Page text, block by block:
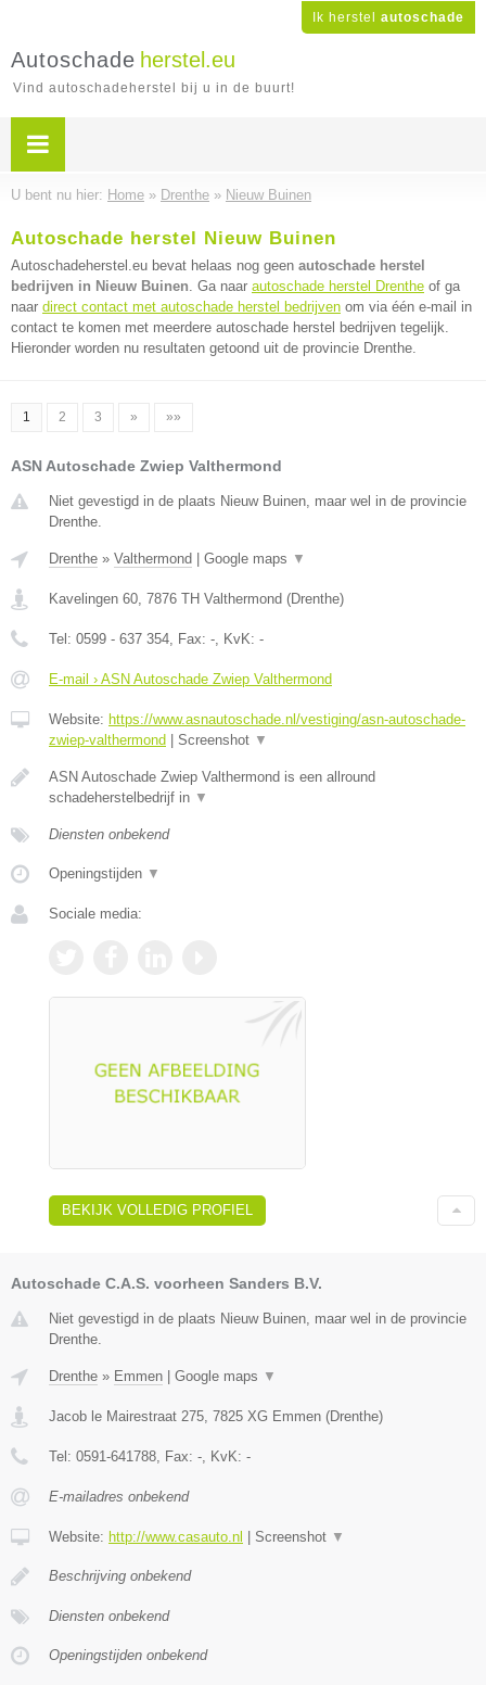
Ik herstel autoschade
Autoschade herstel.eu
Vind autoschadeherstel bij u in de buurt!
U bent nu hier: Home » Drenthe » Nieuw Buinen
Autoschade herstel Nieuw Buinen
Autoschadeherstel.eu bevat helaas nog geen autoschade herstel
bedrijven in Nieuw Buinen. Ga naar autoschade herstel Drenthe of ga
naar direct contact met autoschade herstel bedrijven om via één e-mail in
contact te komen met meerdere autoschade herstel bedrijven tegelijk.
Hieronder worden nu resultaten getoond uit de provincie Drenthe.
1 2 3 » »»
ASN Autoschade Zwiep Valthermond
Niet gevestigd in de plaats Nieuw Buinen, maar wel in de provincie
Drenthe.
Drenthe » Valthermond Google maps ▼
Kavelingen 60, 7876 TH Valthermond (Drenthe)
Tel: 0599 - 637 354, Fax: -, KvK: -
E-mail › ASN Autoschade Zwiep Valthermond
Website: https://www.asnautoschade.nl/vestiging/asn-autoschade-
zwiep-valthermond
Screenshot ▼
ASN Autoschade Zwiep Valthermond is een allround
schadeherstelbedrijf in ▼
Diensten onbekend
Openingstijden ▼
Sociale media:
BEKIJK VOLLEDIG PROFIEL
Autoschade C.A.S. voorheen Sanders B.V.
Niet gevestigd in de plaats Nieuw Buinen, maar wel in de provincie
Drenthe.
Drenthe » Emmen | Google maps ▼
Jacob le Mairestraat 275 7825 XG Emmen (Drenthe)
Tel: 0591-641788 , Fax: - , KvK: -
E-mailadres onbekend
Website: http://www.casauto.nl | Screenshot ▼
Beschrijving onbekend
Diensten onbekend
Openingstijden onbekend